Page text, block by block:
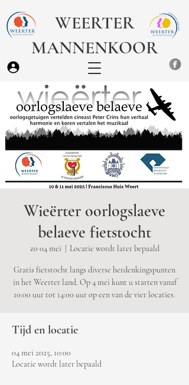
WEERTER
MANNENKOOR
Wieërter oorlogslaeve
belaeve fietstocht
zo 04 mei Locatie wordt later bepaald
Gratis fietstocht langs diverse herdenkingspunten
in het Weerter land. Op 4 mei kunt u starten vanaf
10:00 uur tot 14:00 uur op een van de vier locaties.
Tijd en locatie
04 mei 2025, 10:00
Locatie wordt later bepaald